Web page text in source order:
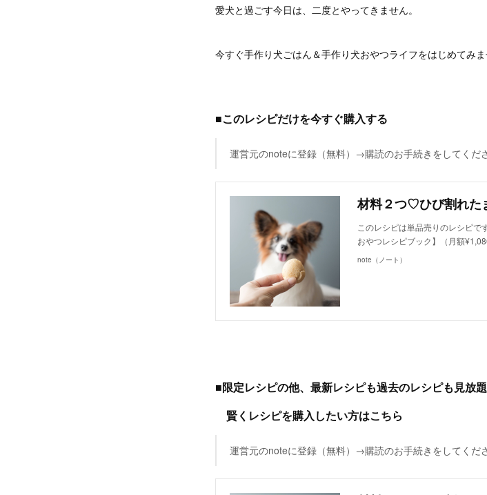
愛犬と過ごす今日は、二度とやってきません。
今すぐ手作り犬ごはん＆手作り犬おやつライフをはじめてみま
■このレシピだけを今すぐ購入する
運営元のnoteに登録（無料）→購読のお手続きをしてくださ
このレシピは単品売りのレシピ
おやつレシピブック】（月額
note（ノート）
■限定レシピの他、最新レシピも過去のレシピも見放題
賢くレシピを購入したい方はこちら
運営元のnoteに登録（無料）→購読のお手続きをしてくださ